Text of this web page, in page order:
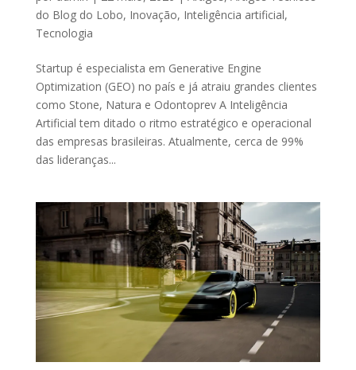
do Blog do Lobo, Inovação, Inteligência artificial,
Tecnologia
Startup é especialista em Generative Engine
Optimization (GEO) no país e já atraiu grandes clientes
como Stone, Natura e Odontoprev A Inteligência
Artificial tem ditado o ritmo estratégico e operacional
das empresas brasileiras. Atualmente, cerca de 99%
das lideranças...